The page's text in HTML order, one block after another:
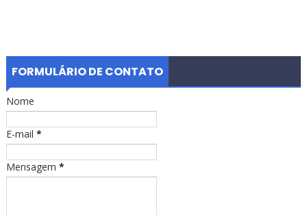
FORMULÁRIO DE CONTATO
Nome
E-mail *
Mensagem *